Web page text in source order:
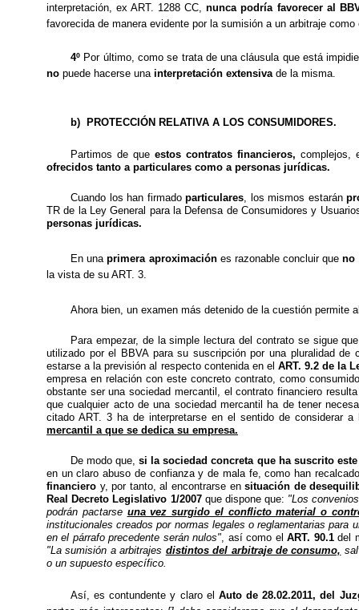
interpretación, ex ART. 1288 CC,nunca podría favorecer al
favorecida de manera evidente por la sumisión a un arbitraje como
4º Por último, como se trata de una cláusula que está
no puede hacerse una interpretación extensivade la misma.
b) PROTECCIÓN RELATIVA A LOS CONSUMIDORES.
Partimos de que estos contratos financieros, complejos,
ofrecidos tanto a particulares como a personas jurídicas.
Cuando los han firmadoparticulares, los mismos estarán
TR de la Ley General para la Defensa de Consumidores y
personas jurídicas.
En unaprimera aproximaciónes razonable concluir queno
la vista de su ART. 3.
Ahora bien, un examen más detenido de la cuestión permite
Para empezar, de la simple lectura del contrato se sigue
utilizado por el BBVA para su suscripción por una pluralidad
estarse a la previsión al respecto contenida en el ART. 9.2 de la
empresa en relación con este concreto contrato, como
obstante ser una sociedad mercantil, el contrato financiero
que cualquier acto de una sociedad mercantil ha de tener
citado ART. 3 ha de interpretarse en el sentido de considerar
mercantil a que se dedica su empresa.
De modo que,si la sociedad concreta que ha suscrito
en un claro abuso de confianza y de mala fe, como han
financiero y, por tanto, al encontrarse ensituación de
Real Decreto Legislativo 1/2007que dispone que: "Los
podrán pactarse una vez surgido el conflicto material o
institucionales creados por normas legales o reglamentarias
en el párrafo precedente serán nulos", así como elART. 90.1del
"La sumisión a arbitrajes distintos del arbitraje de consumo,
o un supuesto específico.
Así, es contundente y claro el Auto de 28.02.2011, del